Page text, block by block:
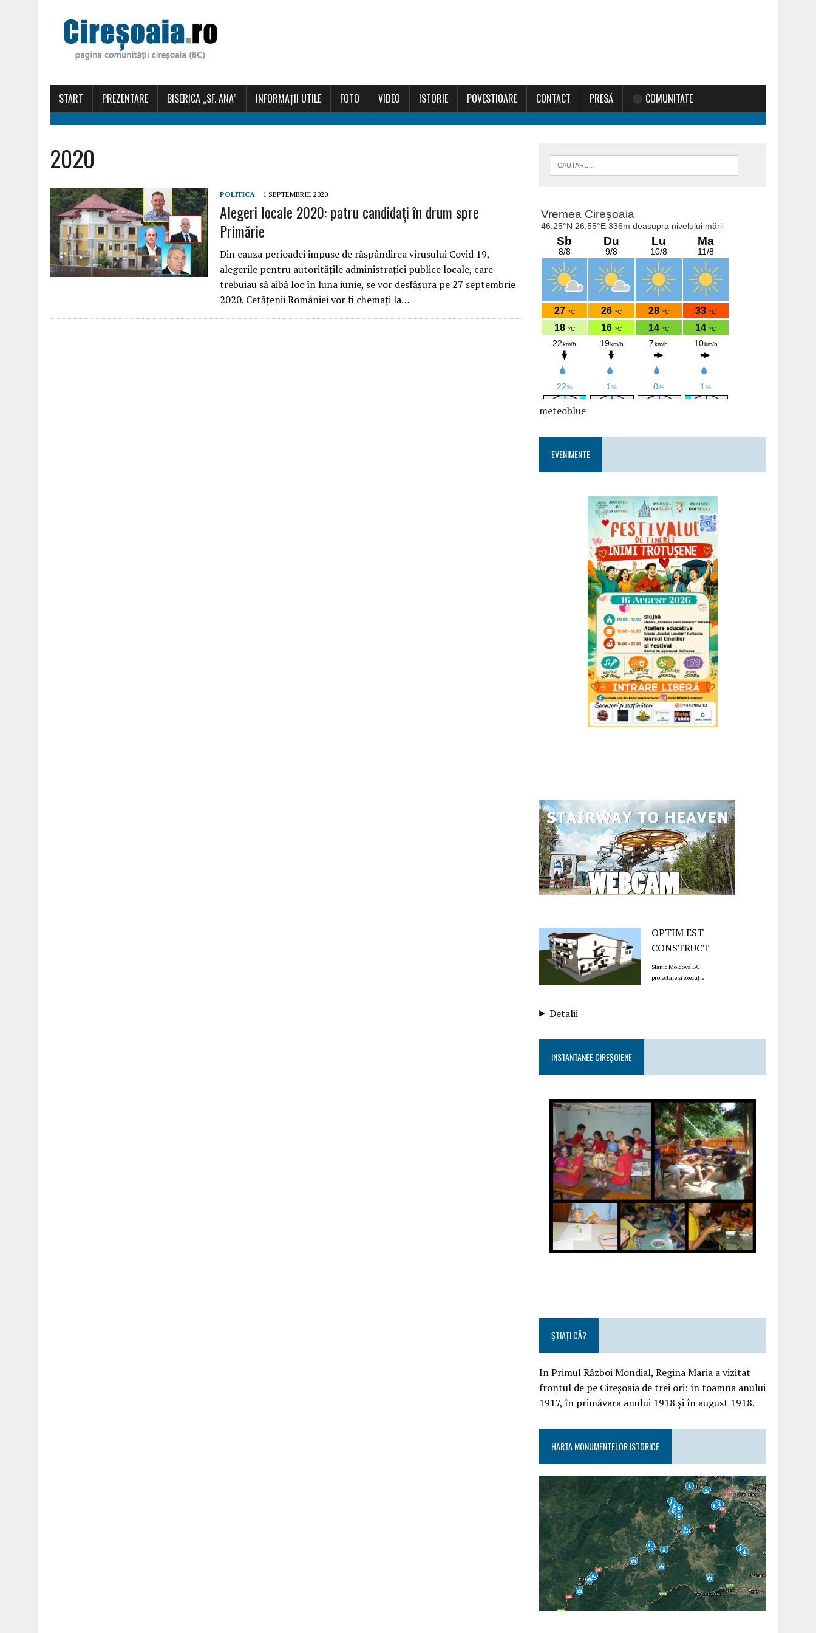
START PREZENTARE BISERICA „SF. ANA” INFORMAȚII UTILE FOTO VIDEO ISTORIE POVESTIOARE CONTACT PRESĂ COMUNITATE
2020
POLITICA 1 SEPTEMBRIE 2020
Alegeri locale 2020: patru candidați în drum spre
Primărie
Din cauza perioadei impuse de răspândirea virusului Covid 19,
alegerile pentru autoritățile administrației publice locale, care
trebuiau să aibă loc în luna iunie, se vor desfășura pe 27 septembrie
2020. Cetățenii României vor fi chemați la…
meteoblue
EVENIMENTE
OPTIM EST
CONSTRUCT
Slănic Moldova BC
proiectare și execuție
Detalii
INSTANTANEE CIREȘOIENE
ȘTIAȚI CĂ?
In Primul Război Mondial, Regina Maria a vizitat
frontul de pe Cireșoaia de trei ori: în toamna anului
1917, în primăvara anului 1918 și în august 1918.
HARTA MONUMENTELOR ISTORICE